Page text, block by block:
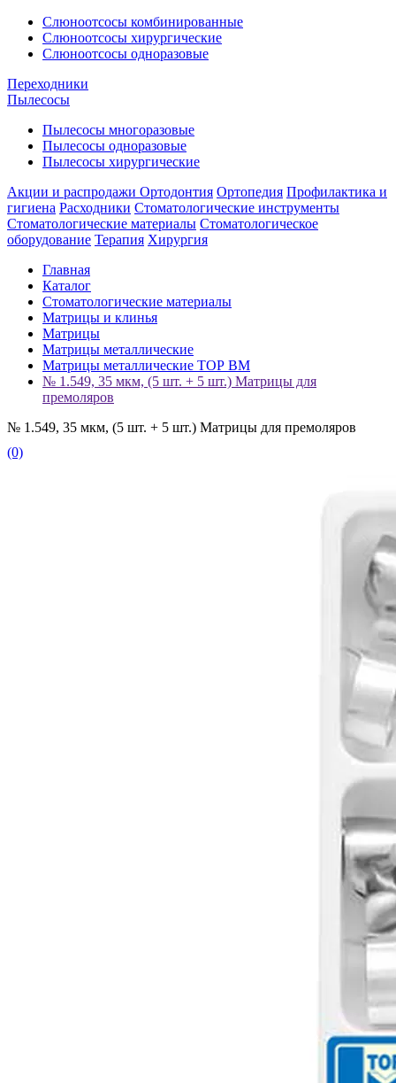
Слюноотсосы комбинированные
Слюноотсосы хирургические
Слюноотсосы одноразовые
Переходники
Пылесосы
Пылесосы многоразовые
Пылесосы одноразовые
Пылесосы хирургические
Акции и распродажи Ортодонтия Ортопедия Профилактика и
гигиена Расходники Стоматологические инструменты
Стоматологические материалы Стоматологическое
оборудование Терапия Хирургия
Главная
Каталог
Стоматологические материалы
Матрицы и клинья
Матрицы
Матрицы металлические
Матрицы металлические ТОР ВМ
№ 1.549, 35 мкм, (5 шт. + 5 шт.) Матрицы для
премоляров
№ 1.549, 35 мкм, (5 шт. + 5 шт.) Матрицы для премоляров
(0)